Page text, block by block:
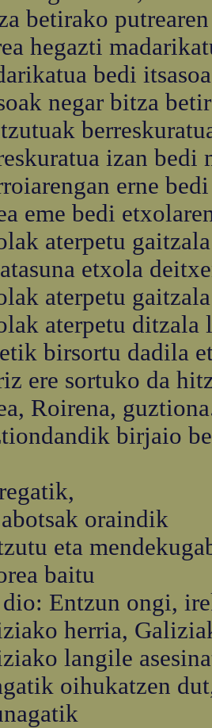
betirako
hegazti
bedi
negar bitza
izan bedi
erne
eme bedi
aterpetu
etxola
aterpetu
aterpetu ditzala
birsortu dadila
ere sortuko da
Roirena,
birjaio
oraindik
eta
baitu
dio: Entzun ongi,
herria,
langile
oihukatzen